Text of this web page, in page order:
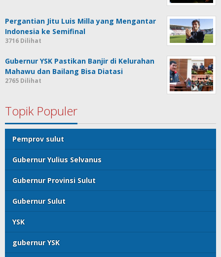
Pergantian Jitu Luis Milla yang Mengantar
Indonesia ke Semifinal
3716 Dilihat
Gubernur YSK Pastikan Banjir di Kelurahan
Mahawu dan Bailang Bisa Diatasi
2765 Dilihat
Topik Populer
Pemprov sulut
Gubernur Yulius Selvanus
Gubernur Provinsi Sulut
Gubernur Sulut
YSK
gubernur YSK